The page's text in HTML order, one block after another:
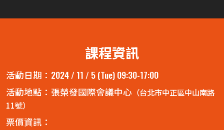
課程資訊
活動日期： 2024 / 11 / 5 (Tue)09:30-17:00
活動地點：張榮發國際會議中心 （台北市中正區中山南路
11號）
票價資訊：